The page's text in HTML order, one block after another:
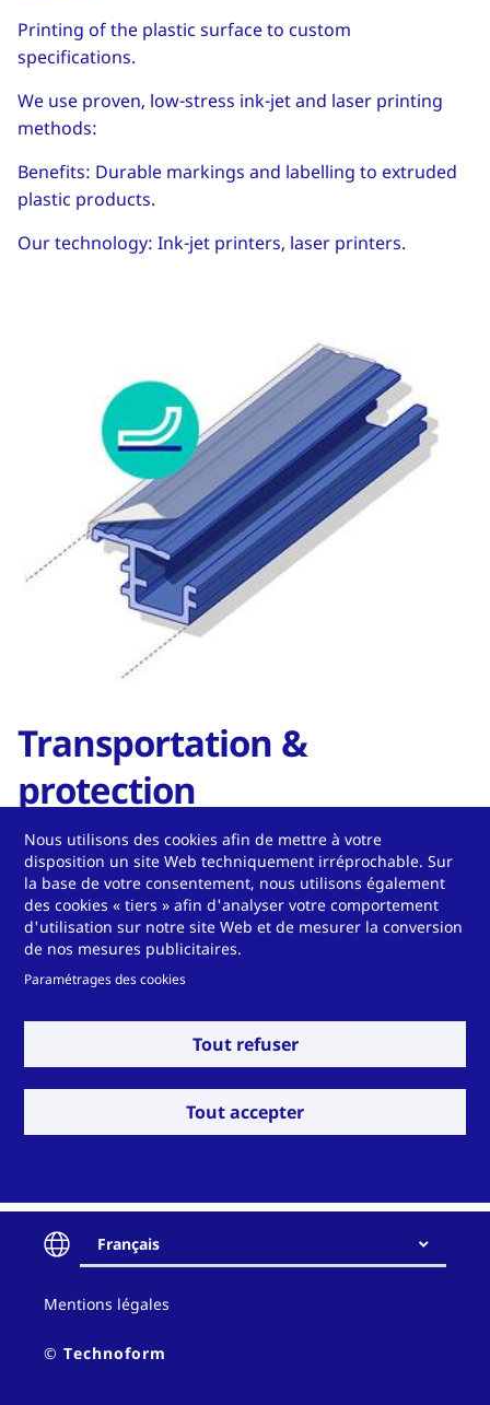
Printing of the plastic surface to custom
specifications.
We use proven, low-stress ink-jet and laser printing
methods:
Benefits: Durable markings and labelling to extruded
plastic products.
Our technology: Ink-jet printers, laser printers.
Transportation &
protection
Surface protection
Protection against damage during transport and
further processing.
A film can be applied to the profiles at the extrusion
stage to protect the surfaces. Alternatively, the
automated film application.
Nous utilisons des cookies afin de mettre à votre
disposition un site Web techniquement irréprochable. Sur
la base de votre consentement, nous utilisons également
des cookies « tiers » afin d'analyser votre comportement
d'utilisation sur notre site Web et de mesurer la conversion
de nos mesures publicitaires.
Paramétrages des cookies
Tout refuser
Tout accepter
Français
Contact
and
Mentions légales
© Technoform